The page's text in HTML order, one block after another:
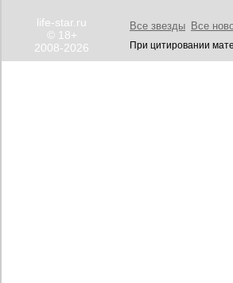
life-star.ru
© 18+
2008-2026
Все звезды Все
При цитировании